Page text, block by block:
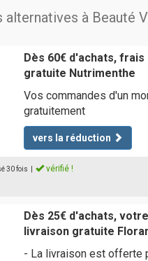
alternatives à Beauté
Dès 60€ d'achats,
gratuite Nutrimenthe
Vos commandes d'un
gratuitement
vers la réduction
30 fois vérifié !
Dès 25€ d'achats,
livraison gratuite
- La livraison est offerte